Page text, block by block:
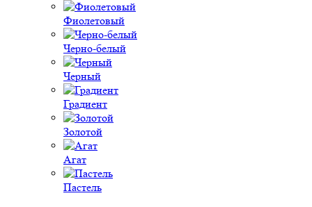
Фиолетовый
Черно-белый
Черный
Градиент
Золотой
Агат
Пастель